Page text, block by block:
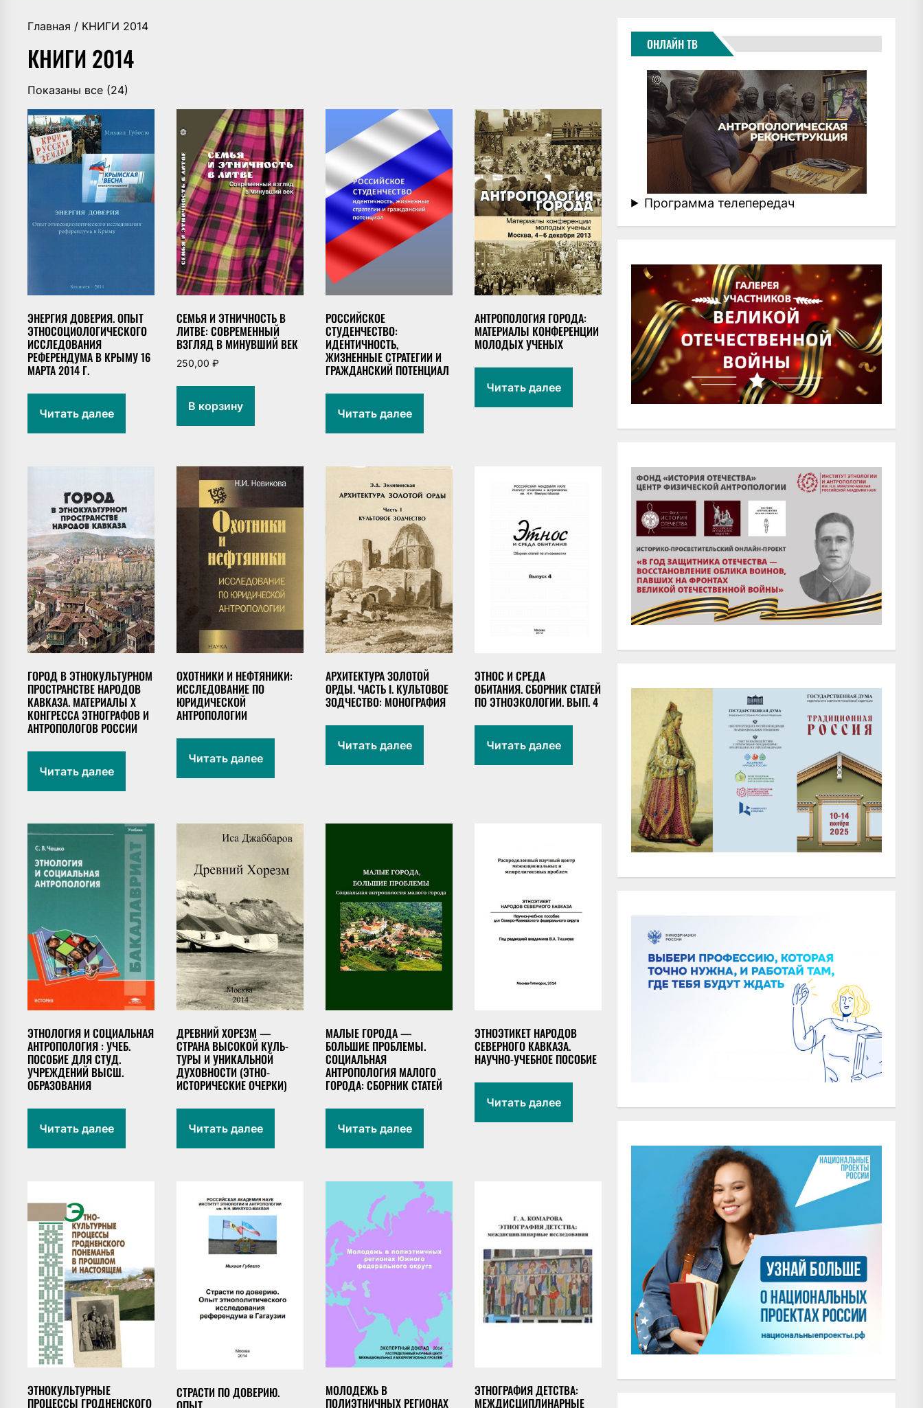
Главная / КНИГИ 2014
КНИГИ 2014
Показаны все (24)
ЭНЕРГИЯ ДОВЕРИЯ. ОПЫТ
ЭТНОСОЦИОЛОГИЧЕСКОГО
ИССЛЕДОВАНИЯ
РЕФЕРЕНДУМА В КРЫМУ 16
МАРТА 2014 Г.
Читать далее
СЕМЬЯ И ЭТНИЧНОСТЬ В
ЛИТВЕ: СОВРЕМЕННЫЙ
ВЗГЛЯД В МИНУВШИЙ ВЕК
250,00 ₽
В корзину
РОССИЙСКОЕ
СТУДЕНЧЕСТВО:
ИДЕНТИЧНОСТЬ,
ЖИЗНЕННЫЕ СТРАТЕГИИ И
ГРАЖДАНСКИЙ ПОТЕНЦИАЛ
Читать далее
АНТРОПОЛОГИЯ ГОРОДА:
МАТЕРИАЛЫ КОНФЕРЕНЦИИ
МОЛОДЫХ УЧЕНЫХ
Читать далее
ГОРОД В ЭТНОКУЛЬТУРНОМ
ПРОСТРАНСТВЕ НАРОДОВ
КАВКАЗА. МАТЕРИАЛЫ Х
КОНГРЕССА ЭТНОГРАФОВ И
АНТРОПОЛОГОВ РОССИИ
Читать далее
ОХОТНИКИ И НЕФТЯНИКИ:
ИССЛЕДОВАНИЕ ПО
ЮРИДИЧЕСКОЙ
АНТРОПОЛОГИИ
Читать далее
АРХИТЕКТУРА ЗОЛОТОЙ
ОРДЫ. ЧАСТЬ I. КУЛЬТОВОЕ
ЗОДЧЕСТВО: МОНОГРАФИЯ
Читать далее
ЭТНОС И СРЕДА
ОБИТАНИЯ. СБОРНИК СТАТЕЙ
ПО ЭТНОЭКОЛОГИИ. ВЫП. 4
Читать далее
ЭТНОЛОГИЯ И СОЦИАЛЬНАЯ
АНТРОПОЛОГИЯ : УЧЕБ.
ПОСОБИЕ ДЛЯ СТУД.
УЧРЕЖДЕНИЙ ВЫСШ.
ОБРАЗОВАНИЯ
Читать далее
ДРЕВНИЙ ХОРЕЗМ —
СТРАНА ВЫСОКОЙ КУЛЬ­
ТУРЫ И УНИКАЛЬНОЙ
ДУХОВНОСТИ (ЭТНО-
ИСТОРИЧЕСКИЕ ОЧЕРКИ)
Читать далее
МАЛЫЕ ГОРОДА —
БОЛЬШИЕ ПРОБЛЕМЫ.
СОЦИАЛЬНАЯ
АНТРОПОЛОГИЯ МАЛОГО
ГОРОДА: СБОРНИК СТАТЕЙ
Читать далее
ЭТНОЭТИКЕТ НАРОДОВ
СЕВЕРНОГО КАВКАЗА.
НАУЧНО-УЧЕБНОЕ ПОСОБИЕ
Читать далее
ЭТНОКУЛЬТУРНЫЕ
ПРОЦЕССЫ ГРОДНЕНСКОГО
СТРАСТИ ПО ДОВЕРИЮ. МОЛОДЕЖЬ В
ПОЛИЭТНИЧНЫХ РЕГИОНАХ
ЭТНОГРАФИЯ ДЕТСТВА:
МЕЖДИСЦИПЛИНАРНЫЕ
ОНЛАЙН ТВ
Программа телепередач